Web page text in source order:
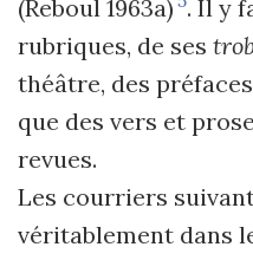
(Reboul 1963a) . Il y
rubriques, de ses
théâtre, des
que des vers et
revues.
Les courriers
véritablement dans